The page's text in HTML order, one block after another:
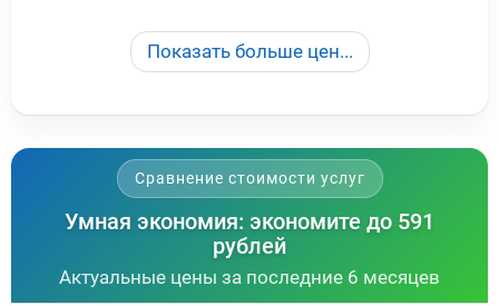
Показать больше цен...
Сравнение стоимости услуг
Умная экономия: экономите до 591
рублей
Актуальные цены за последние 6 месяцев